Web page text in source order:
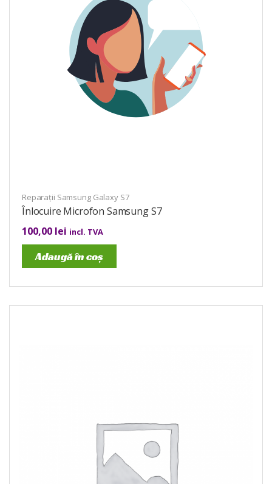
Reparații Samsung Galaxy S7
Înlocuire Microfon Samsung S7
100,00 lei incl. TVA
Adaugă în coș